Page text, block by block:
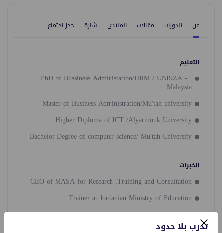
عن الدورات مقالات المنتدى شارة حجز اجتماع
التعليم
. PhD of Bussiness Administation/HRM / UNISZA -
Malaysia
Master of Business Administration/Mu'tah university
Higher Diploma of ICT /Alyarmouk University
Bachelor Degree of computer science/ Mu'tah University
الخبرات
CEO of MASA for Research ,Training and Consultation
Trainer at Jordanian Ministry of Education
Trainer at Jordanian Ministry of Labour
تدرب بلا حدود